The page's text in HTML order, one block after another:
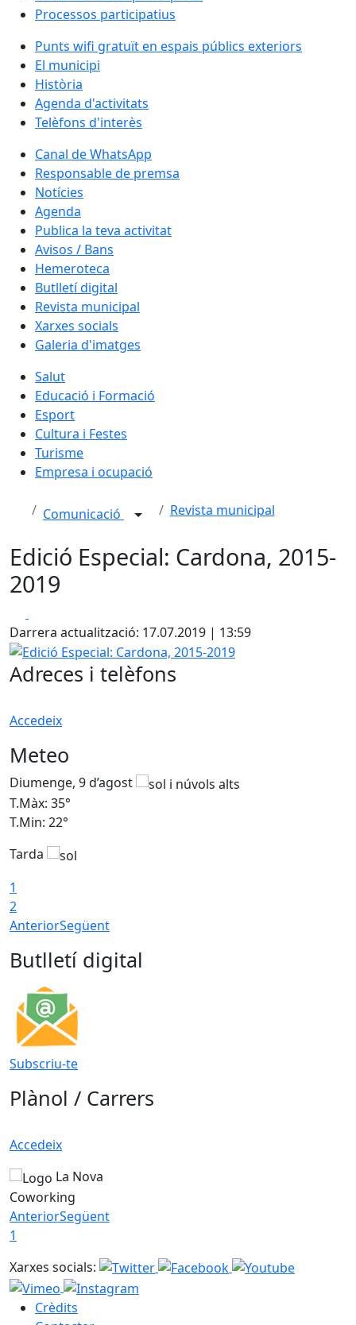
Processos participatius
Punts wifi gratuït en espais públics exteriors
El municipi
Història
Agenda d'activitats
Telèfons d'interès
Canal de WhatsApp
Responsable de premsa
Notícies
Agenda
Publica la teva activitat
Avisos / Bans
Hemeroteca
Butlletí digital
Revista municipal
Xarxes socials
Galeria d'imatges
Salut
Educació i Formació
Esport
Cultura i Festes
Turisme
Empresa i ocupació
Comunicació Revista municipal
Edició Especial: Cardona, 2015-
2019
Darrera actualització: 17.07.2019 | 13:59
Edició Especial: Cardona, 2015-2019
Adreces i telèfons
Accedeix
Meteo
Diumenge, 9 d’agost
T.Màx: 35°
T.Min: 22°
Tarda
1
2
AnteriorSegüent
Butlletí digital
Subscriu-te
Plànol / Carrers
Accedeix
La Nova
Coworking
AnteriorSegüent
1
Xarxes socials:
Crèdits